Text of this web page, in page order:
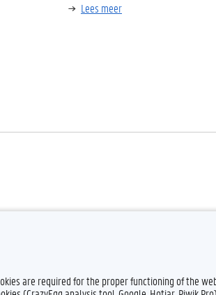
Lees meer
are required for the proper functioning of the